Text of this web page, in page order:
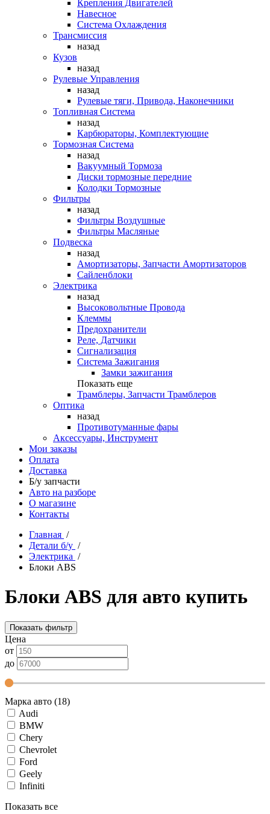
Крепления Двигателей
Навесное
Система Охлаждения
Трансмиссия
назад
Кузов
назад
Рулевые Управления
назад
Рулевые тяги, Привода, Наконечники
Топливная Система
назад
Карбюраторы, Комплектующие
Тормозная Система
назад
Вакуумный Тормоза
Диски тормозные передние
Колодки Тормозные
Фильтры
назад
Фильтры Воздушные
Фильтры Масляные
Подвеска
назад
Амортизаторы, Запчасти Амортизаторов
Сайленблоки
Электрика
назад
Высоковольтные Провода
Клеммы
Предохранители
Реле, Датчики
Сигнализация
Система Зажигания
Замки зажигания
Показать еще
Трамблеры, Запчасти Трамблеров
Оптика
назад
Противотуманные фары
Аксессуары, Инструмент
Мои заказы
Оплата
Доставка
Б/у запчасти
Авто на разборе
О магазине
Контакты
Главная /
Детали б/у /
Электрика /
Блоки ABS
Блоки ABS для авто купить
Показать фильтр
Цена
от
до
Марка авто (18)
Audi
BMW
Chery
Chevrolet
Ford
Geely
Infiniti
Показать все